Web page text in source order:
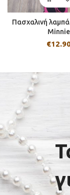
Πασχαλινή
Minnie
€